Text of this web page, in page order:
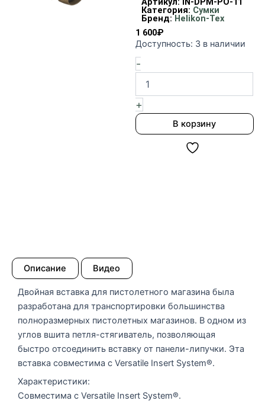
Категория: Сумки
Бренд:Helikon-Tex
1 600₽
Доступность: 3 в наличии
-
Количество
Вставка
магазина
Helikon-
цвет
+
В корзину
Описание Видео
Двойная вставка для пистолетного магазина была
разработана для транспортировки большинства
полноразмерных пистолетных магазинов. В одном из
углов вшита петля-стягиватель, позволяющая
быстро отсоединить вставку от панели-липучки. Эта
вставка совместима с Versatile Insert System®.
Характеристики:
Совместима с Versatile Insert System®.